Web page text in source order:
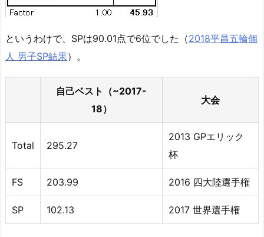
というわけで、SPは90.01点で6位でした（2018平昌五輪個
人 男子SP結果）。
自己ベスト（~2017-
18）
大会
Total 295.27
2013 GPエリック
杯
FS 203.99 2016 四大陸選手権
SP 102.13 2017 世界選手権